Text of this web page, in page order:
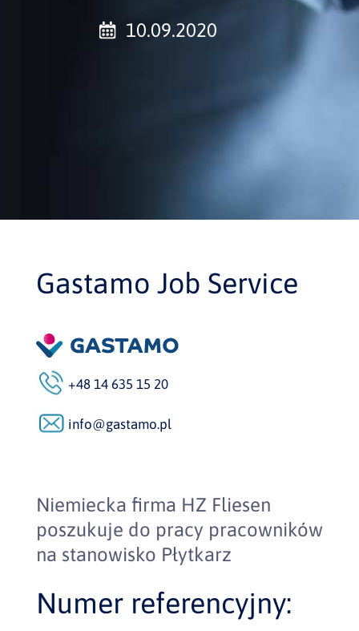
10.09.2020
Gastamo Job Service
+48 14 635 15 20
info@gastamo.pl
Niemiecka firma HZ Fliesen
poszukuje do pracy pracowników
na stanowisko Płytkarz
Numer referencyjny: